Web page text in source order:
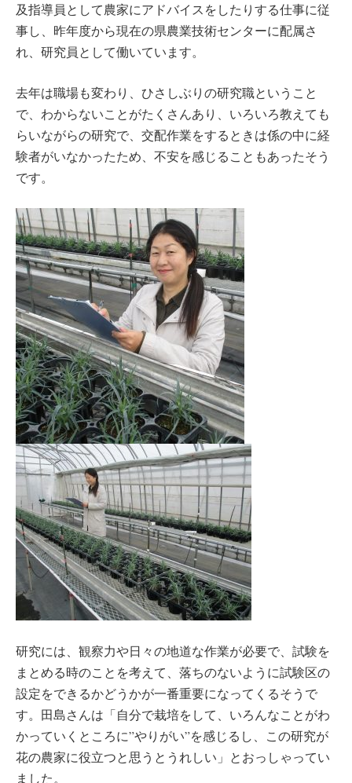
及指導員として農家にアドバイスをしたりする仕事に従
事し、昨年度から現在の県農業技術センターに配属さ
れ、研究員として働いています。
去年は職場も変わり、ひさしぶりの研究職ということ
で、わからないことがたくさんあり、いろいろ教えても
らいながらの研究で、交配作業をするときは係の中に経
験者がいなかったため、不安を感じることもあったそう
です。
研究には、観察力や日々の地道な作業が必要で、試験を
まとめる時のことを考えて、落ちのないように試験区の
設定をできるかどうかが一番重要になってくるそうで
す。田島さんは「自分で栽培をして、いろんなことがわ
かっていくところに”やりがい”を感じるし、この研究が
花の農家に役立つと思うとうれしい」とおっしゃってい
ました。